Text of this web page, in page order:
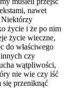
nawet
Niektórzy
życie i że po nim
życie wieczne,
do właściwego
czy
wątpliwości,
nie wie czy iść
przeniknąć